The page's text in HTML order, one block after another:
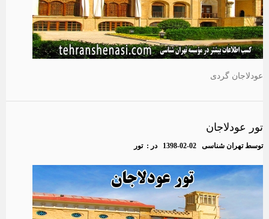
عودلاجان گردی
تور عودلاجان
توسطتهران شناسی 1398-02-02 در :تور